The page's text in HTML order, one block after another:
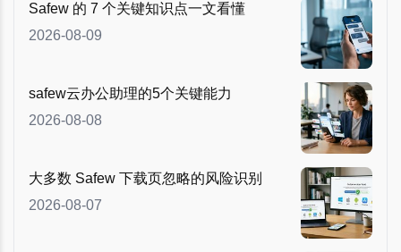
Safew 的 7 个关键知识点一文看懂
2026-08-09
safew云办公助理的5个关键能力
2026-08-08
大多数 Safew 下载页忽略的风险识别
2026-08-07